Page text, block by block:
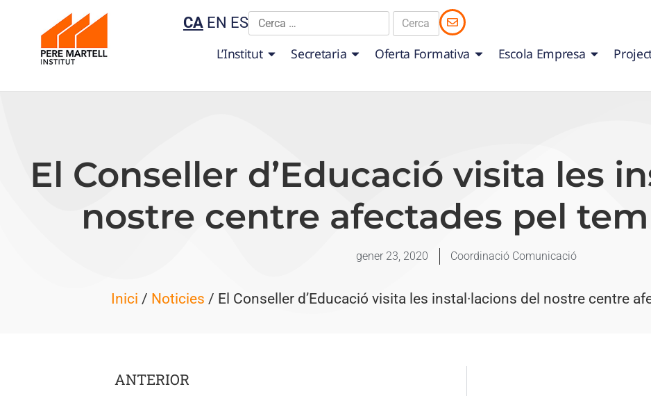
CA EN ES
L’Institut Secretaria Oferta Formativa Escola Empresa
El Conseller d’Educació visita les
nostre centre afectades pel
gener 23, 2020 Coordinació Comunicació
Inici / Noticies / El Conseller d’Educació visita les instal·lacions del nostre centre
ANTERIOR